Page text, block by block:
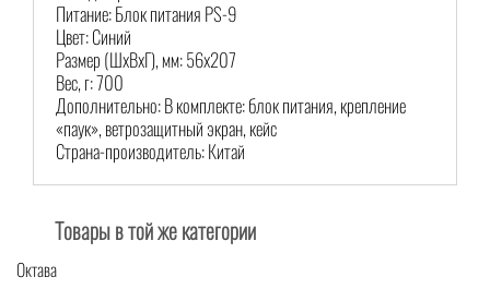
Питание: Блок питания PS-9
Цвет: Синий
Размер (ШхВхГ), мм: 56х207
Вес, г: 700
Дополнительно: В комплекте: блок питания, крепление
«паук», ветрозащитный экран, кейс
Страна-производитель: Китай
Товары в той же категории
Октава